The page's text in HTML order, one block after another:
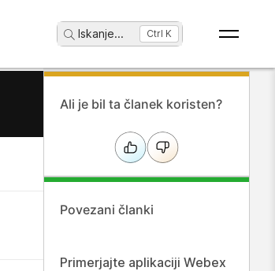
Iskanje... Ctrl K
Ali je bil ta članek koristen?
Povezani članki
Primerjajte aplikaciji Webex